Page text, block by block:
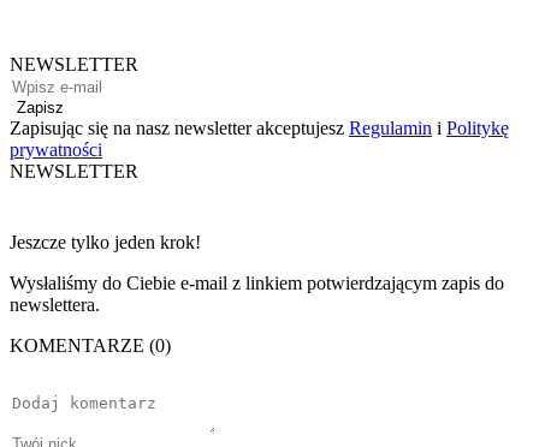
NEWSLETTER
Zapisz
Zapisując się na nasz newsletter akceptujesz Regulamin i Politykę
prywatności
NEWSLETTER
Jeszcze tylko jeden krok!
Wysłaliśmy do Ciebie e-mail z linkiem potwierdzającym zapis do
newslettera.
KOMENTARZE (0)